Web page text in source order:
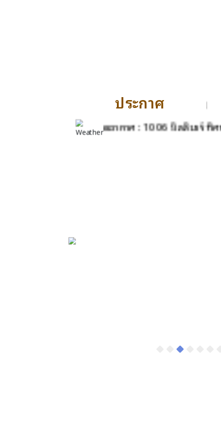
ประกาศ
ใหญ่ จังหวัดนครราชสีมา ยินดีต้อนรับ ติ
% ความกดอากาศ : 1006 มิลลิบาร์ ทิศทางล